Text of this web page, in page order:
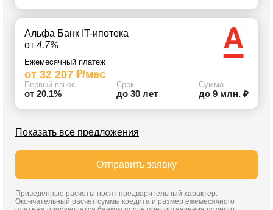
Альфа Банк IT-ипотека
от 4.7%
Ежемесячный платеж
от 32 207 ₽/мес
Первый взнос
от 20.1%
Срок
до 30 лет
Сумма
до 9 млн. ₽
Показать все предложения
Отправить заявку
Приведенные расчеты носят предварительный характер.
Окончательный расчет суммы кредита и размер ежемесячного